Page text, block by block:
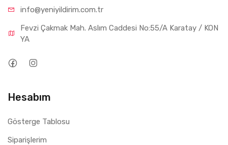
info@yeniyildirim.com.tr
Fevzi Çakmak Mah. Aslım Caddesi No:55/A Karatay / KON
YA
Hesabım
Gösterge Tablosu
Siparişlerim